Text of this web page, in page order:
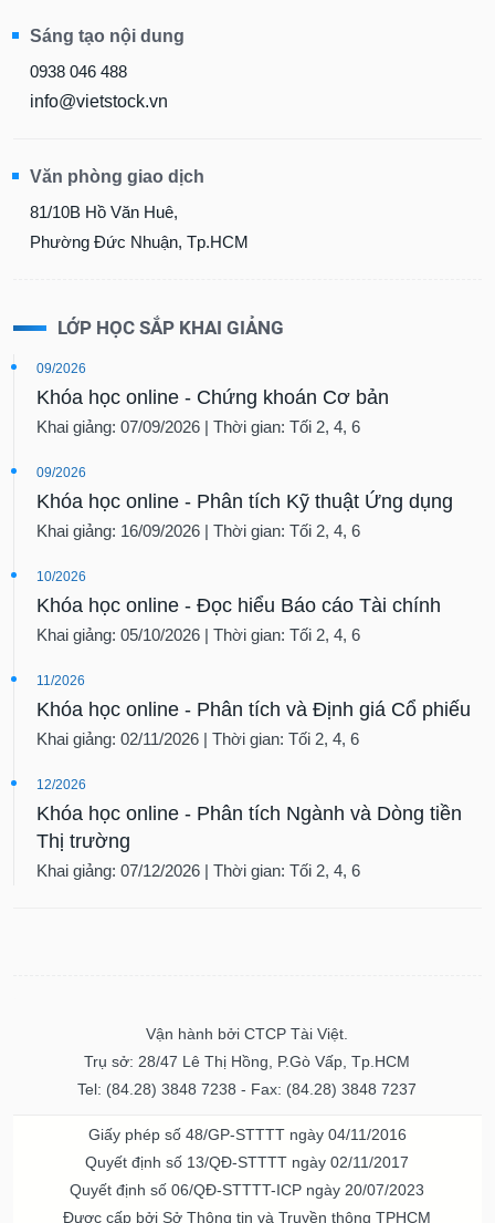
Sáng tạo nội dung
0938 046 488
info@vietstock.vn
Văn phòng giao dịch
81/10B Hồ Văn Huê,
Phường Đức Nhuận, Tp.HCM
LỚP HỌC SẮP KHAI GIẢNG
09/2026
Khóa học online - Chứng khoán Cơ bản
Khai giảng: 07/09/2026 | Thời gian: Tối 2, 4, 6
09/2026
Khóa học online - Phân tích Kỹ thuật Ứng dụng
Khai giảng: 16/09/2026 | Thời gian: Tối 2, 4, 6
10/2026
Khóa học online - Đọc hiểu Báo cáo Tài chính
Khai giảng: 05/10/2026 | Thời gian: Tối 2, 4, 6
11/2026
Khóa học online - Phân tích và Định giá Cổ phiếu
Khai giảng: 02/11/2026 | Thời gian: Tối 2, 4, 6
12/2026
Khóa học online - Phân tích Ngành và Dòng tiền
Thị trường
Khai giảng: 07/12/2026 | Thời gian: Tối 2, 4, 6
Vận hành bởi CTCP Tài Việt.
Trụ sở: 28/47 Lê Thị Hồng, P.Gò Vấp, Tp.HCM
Tel: (84.28) 3848 7238 - Fax: (84.28) 3848 7237
Giấy phép số 48/GP-STTTT ngày 04/11/2016
Quyết định số 13/QĐ-STTTT ngày 02/11/2017
Quyết định số 06/QĐ-STTTT-ICP ngày 20/07/2023
Được cấp bởi Sở Thông tin và Truyền thông TPHCM